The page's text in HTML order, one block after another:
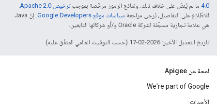
4.0‏ ما لم يُنصّ على خلاف ذلك، ونماذج الرموز مرخّصة بموجبترخيص Apache 2.0‏
.
للاطّلاع على التفاصيل، يُرجى مراجعة سياسات موقع Google Developers‏
. إنّ Java
هي علامة تجارية مسجَّلة لشركة Oracle و/أو شركائها التابعين.
تاريخ التعديل الأخير: 2026-02-17 (حسب التوقيت العالمي المتفَّق عليه)
لمحة عن Apigee
We're part of Google
الأحداث